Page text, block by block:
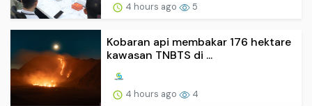
4 hours ago 5
Kobaran api membakar 176 hektare
kawasan TNBTS di ...
4 hours ago 4